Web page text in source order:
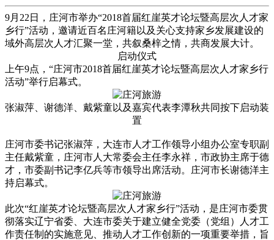
9月22日，庄河市举办“2018首届红崖英才论坛暨高层次人才家
乡行”活动，邀请近百名庄河籍以及关心支持家乡发展建设的
域外高层次人才汇聚一堂，共叙桑梓之情，共商发展大计。
启动仪式
上午9点，“庄河市2018首届红崖英才论坛暨高层次人才家乡行
活动”举行启幕式。
张淑萍、谢德洋、戴紫童以及嘉宾代表李潭秋共同按下启动装
置
庄河市委书记张淑萍，大连市人才工作领导小组办公室专职副
主任戴紫童，庄河市人大常委会主任李永祥，市政协主席于德
才，市委副书记李亿兵等市领导出席活动。庄河市长谢德洋主
持启幕式。
此次“红崖英才论坛暨高层次人才家乡行”活动，是庄河市委贯
彻落实辽宁省委、大连市委关于建立健全党委（党组）人才工
作责任制的实施意见、推动人才工作创新的一项重要举措，旨